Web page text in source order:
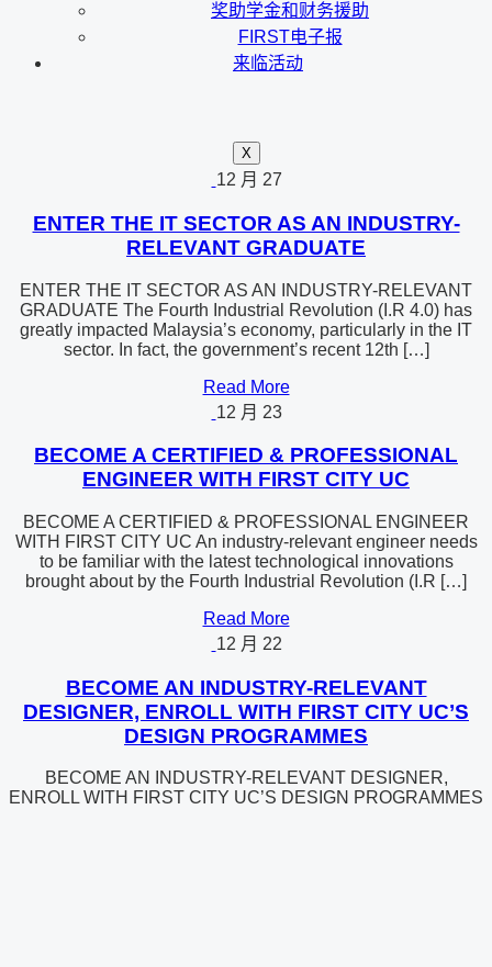
奖助学金和财务援助
FIRST电子报
来临活动
X
12 月 27
ENTER THE IT SECTOR AS AN INDUSTRY-
RELEVANT GRADUATE
ENTER THE IT SECTOR AS AN INDUSTRY-RELEVANT
GRADUATE The Fourth Industrial Revolution (I.R 4.0) has
greatly impacted Malaysia’s economy, particularly in the IT
sector. In fact, the government’s recent 12th […]
Read More
12 月 23
BECOME A CERTIFIED & PROFESSIONAL
ENGINEER WITH FIRST CITY UC
BECOME A CERTIFIED & PROFESSIONAL ENGINEER
WITH FIRST CITY UC An industry-relevant engineer needs
to be familiar with the latest technological innovations
brought about by the Fourth Industrial Revolution (I.R […]
Read More
12 月 22
BECOME AN INDUSTRY-RELEVANT
DESIGNER, ENROLL WITH FIRST CITY UC’S
DESIGN PROGRAMMES
BECOME AN INDUSTRY-RELEVANT DESIGNER,
ENROLL WITH FIRST CITY UC’S DESIGN PROGRAMMES